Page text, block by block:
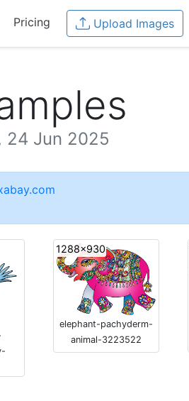
Pricing Upload Images
24 Jun 2025
1288x930
elephant-pachyderm-
animal-3223522